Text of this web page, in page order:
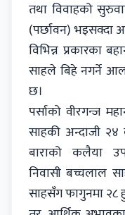
तथा विवाहको
(पर्छावन) भइसक्दा
विभिन्न प्रकारका
साहले बिहे नगर्ने
छ।
पर्साको वीरगन्ज
साहकी अन्दाजी २४
बाराको कलैया
निवासी बच्चलाल
साहसँग फागुनमा २८